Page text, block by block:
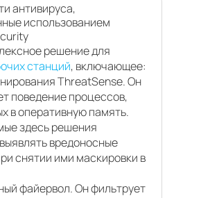
антивируса,
использованием
решение для
станций, включающее:
ThreatSense. Он
поведение процессов,
в оперативную память.
здесь решения
вредоносные
снятии ими маскировки в
файервол. Он фильтрует